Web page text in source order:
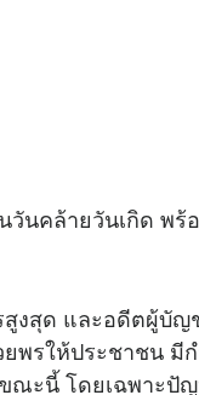
นคล้ายวันเกิด พร้
งสุด และอดีตผู้บั
พรให้ประชาชน มี
ะนี้ โดยเฉพาะปั